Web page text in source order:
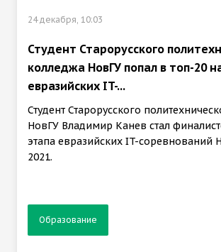
24 декабря, 10:03
Студент Старорусского
колледжа НовГУ попал в топ-20
евразийских IT-...
Студент Старорусского
НовГУ Владимир Канев стал
этапа евразийских IT-соревнований
2021.
Образование